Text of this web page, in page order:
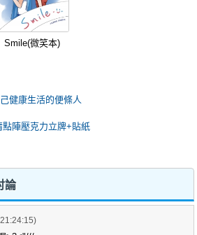
Smile(微笑本)
健康生活的便條人
陣壓克力立牌+貼紙
論